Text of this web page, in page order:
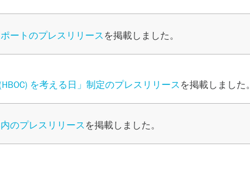
ートのプレスリリース を掲載しました。
を考える日」制定のプレスリリースを掲載しました。
のプレスリリース を掲載しました。